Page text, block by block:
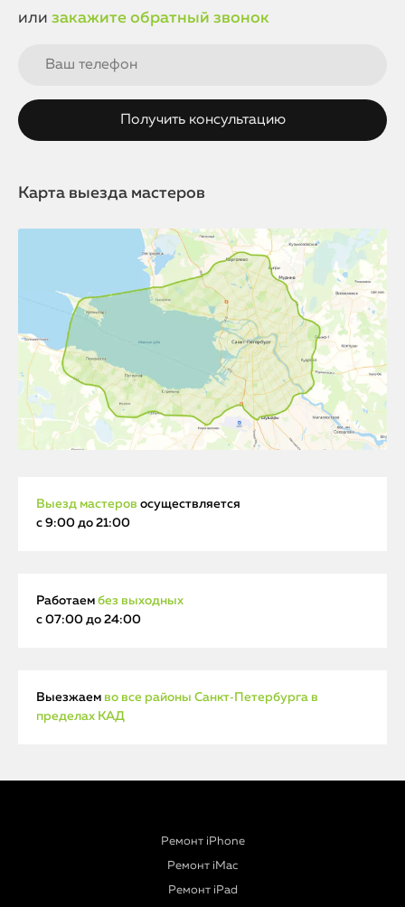
или закажите обратный звонок
Карта выезда мастеров
Выезд мастеров осуществляется
с 9:00 до 21:00
Работаем без выходных
с 07:00 до 24:00
Выезжаем во все районы Санкт‑Петербурга в
пределах КАД
Ремонт iPhone
Ремонт iMac
Ремонт iPad